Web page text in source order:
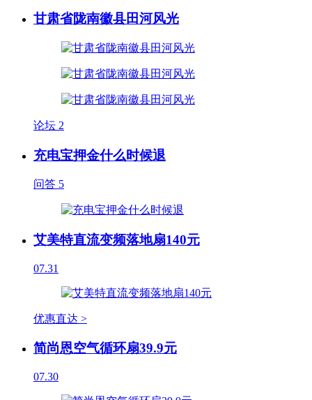
甘肃省陇南徽县田河风光
论坛 2
充电宝押金什么时候退
问答 5
艾美特直流变频落地扇140元
07.31
优惠直达 >
简尚恩空气循环扇39.9元
07.30